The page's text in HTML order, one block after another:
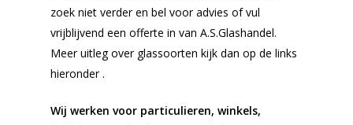
zoek niet verder en bel voor advies of vul
vrijblijvend een offerte in van A.S.Glashandel.
Meer uitleg over glassoorten kijk dan op de links
hieronder .
Wij werken voor particulieren, winkels,